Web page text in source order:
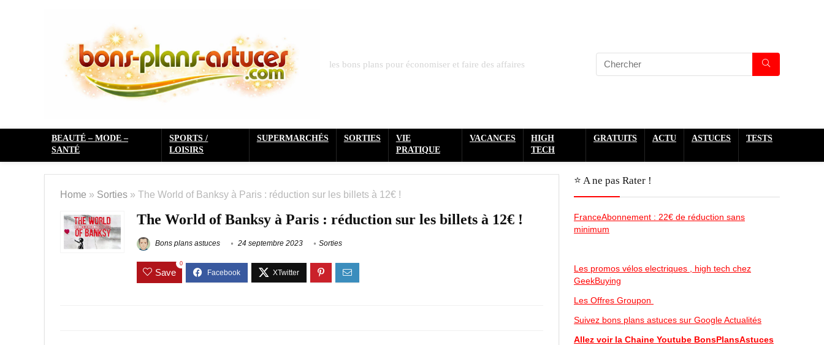
les bons plans pour économiser et faire des affaires
BEAUTÉ – MODE –
SANTÉ
SPORTS /
LOISIRS
SUPERMARCHÉS SORTIES
VIE
PRATIQUE
VACANCES
HIGH
TECH
GRATUITS ACTU ASTUCES TESTS
Home » Sorties » The World of Banksy à Paris : réduction sur les billets à 12€ !
The World of Banksy à Paris : réduction sur les billets à 12€ !
Bons plans astuces 24 septembre 2023 Sorties
Save
0
⭐️ A ne pas Rater !
FranceAbonnement : 22€ de réduction sans
minimum
Les promos vélos electriques , high tech chez
GeekBuying
Les Offres Groupon
Suivez bons plans astuces sur Google Actualités
Allez voir la Chaine Youtube BonsPlansAstuces